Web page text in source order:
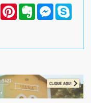
LinkedInPinterestEvernoteMessenger